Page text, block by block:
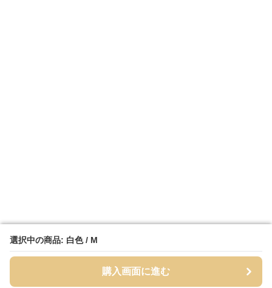
選択中の商品: 白色 / M
購入画面に進む
選択中の商品: 白色 / M
購入画面に進む